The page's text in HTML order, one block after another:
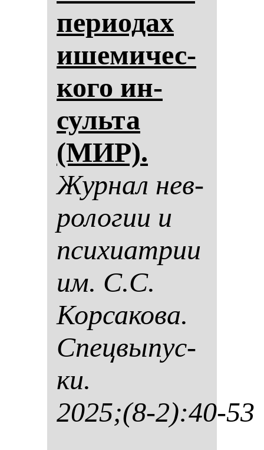
пе­ри­одах
ише­ми­чес­
ко­го ин­
суль­та
(МИР).
Жур­нал нев­
ро­ло­гии и
пси­хи­ат­рии
им. С.С.
Кор­са­ко­ва.
Спец­вы­пус­
ки.
2025;(8-2):40-53